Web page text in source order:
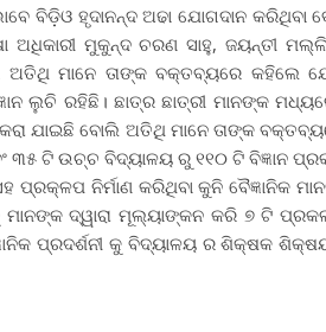
ବିଡ଼ିଓ ହୃଦାନନ୍ଦ ଅଢା ଯୋଗଦାନ
ମୁକୁନ୍ଦ ଚରଣ ସାହୁ, ଜୟନ୍ତୀ
ମାନେ ତାଙ୍କ ବକ୍ତବ୍ୟରେ କହିଲେ
ଲୁଚି ରହିଛି। ଛାତ୍ର ଛାତ୍ରୀ ମାନଙ୍କ
କରା ଯାଇଛି ବୋଲି ଅତିଥି ମାନେ ତାଙ୍କ
୩୫ ଟି ଉଚ୍ଚ ବିଦ୍ୟାଳୟ ରୁ ୧୧୦ ଟି ବିଜ୍ଞାନ
ପ୍ରକ୍ଳପ ନିର୍ମାଣ କରିଥିବା କୁନି ବୈଜ୍ଞାନିକ
ଦ୍ୱାରା ମୂଲ୍ୟାଙ୍କନ କରି ୭ ଟି
ପ୍ରଦର୍ଶନୀ କୁ ବିଦ୍ୟାଳୟ ର ଶିକ୍ଷକ